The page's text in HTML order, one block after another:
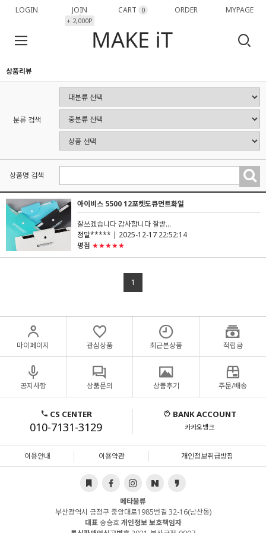
LOGIN JOIN
+ 2,000P
CART 0 ORDER MYPAGE
상품리뷰
분류 검색
상품명 검색
아이비스 5500 12포켓도큐먼트화일
잘쓰겠습니다 감사합니다 잘받...
정말***** | 2025-12-17 22:52:14
평점 ★★★★★
1
마이페이지 관심상품 최근본상품 적립금
공지사항 상품문의 상품후기 주문/배송
CS CENTER
010-7131-3129
BANK ACCOUNT
카카오뱅크
이용안내 이용약관 개인정보취급방침
메타물류
부산광역시 금정구 중앙대로1985번길 32-16(남산동)
대표송승호개인정보 보호책임자